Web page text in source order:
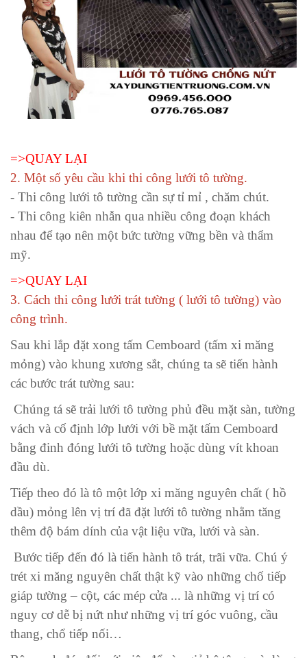
=>QUAY LẠI
2. Một số yêu cầu khi thi công lưới tô tường.
- Thi công lưới tô tường cần sự tỉ mỉ , chăm chút.
- Thi công kiên nhẫn qua nhiều công đoạn khách
nhau để tạo nên một bức tường vững bền và thẩm
mỹ.
=>QUAY LẠI
3. Cách thi công lưới trát tường ( lưới tô tường) vào
công trình.
Sau khi lắp đặt xong tấm Cemboard (tấm xi măng
mỏng) vào khung xương sắt, chúng ta sẽ tiến hành
các bước trát tường sau:
Chúng tá sẽ trải lưới tô tường phủ đều mặt sàn, tường
vách và cố định lớp lưới với bề mặt tấm Cemboard
bằng đinh đóng lưới tô tường hoặc dùng vít khoan
đầu dù.
Tiếp theo đó là tô một lớp xi măng nguyên chất ( hồ
dầu) mỏng lên vị trí đã đặt lưới tô tường nhằm tăng
thêm độ bám dính của vật liệu vữa, lưới và sàn.
Bước tiếp đến đó là tiến hành tô trát, trãi vữa. Chú ý
trét xi măng nguyên chất thật kỹ vào những chố tiếp
giáp tường – cột, các mép cửa ... là những vị trí có
nguy cơ dễ bị nứt như những vị trí góc vuông, cầu
thang, chổ tiếp nối…